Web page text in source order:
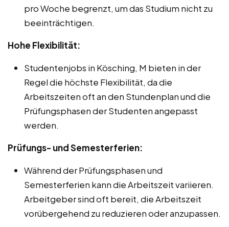
pro Woche begrenzt, um das Studium nicht zu
beeinträchtigen.
Hohe Flexibilität:
Studentenjobs in Kösching, M bieten in der
Regel die höchste Flexibilität, da die
Arbeitszeiten oft an den Stundenplan und die
Prüfungsphasen der Studenten angepasst
werden.
Prüfungs- und Semesterferien:
Während der Prüfungsphasen und
Semesterferien kann die Arbeitszeit variieren.
Arbeitgeber sind oft bereit, die Arbeitszeit
vorübergehend zu reduzieren oder anzupassen.